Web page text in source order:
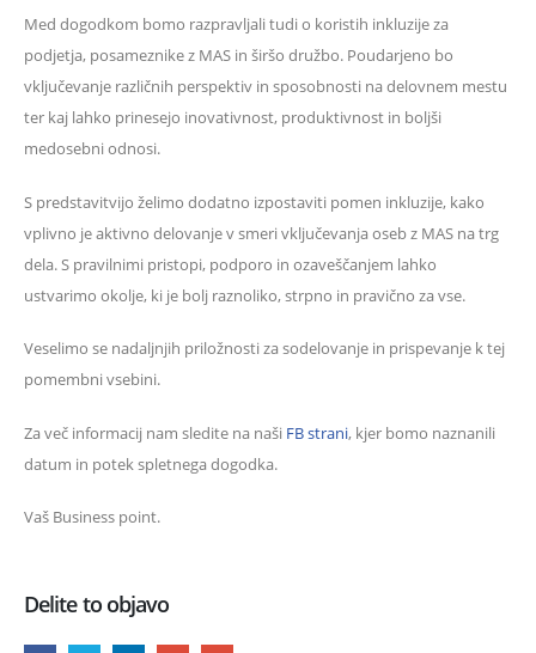
Med dogodkom bomo razpravljali tudi o koristih inkluzije za
podjetja, posameznike z MAS in širšo družbo. Poudarjeno bo
vključevanje različnih perspektiv in sposobnosti na delovnem mestu
ter kaj lahko prinesejo inovativnost, produktivnost in boljši
medosebni odnosi.
S predstavitvijo želimo dodatno izpostaviti pomen inkluzije, kako
vplivno je aktivno delovanje v smeri vključevanja oseb z MAS na trg
dela. S pravilnimi pristopi, podporo in ozaveščanjem lahko
ustvarimo okolje, ki je bolj raznoliko, strpno in pravično za vse.
Veselimo se nadaljnjih priložnosti za sodelovanje in prispevanje k tej
pomembni vsebini.
Za več informacij nam sledite na naši FB strani, kjer bomo naznanili
datum in potek spletnega dogodka.
Vaš Business point.
Delite to objavo